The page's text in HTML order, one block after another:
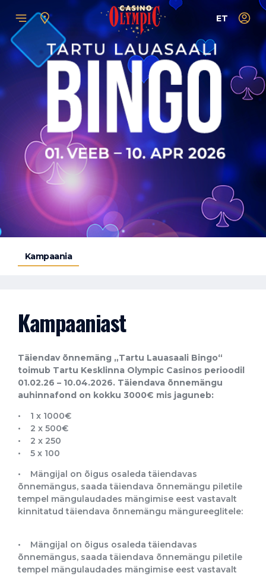
ET
Kampaania
Kampaaniast
Täiendav õnnemäng „Tartu Lauasaali Bingo“
toimub Tartu Kesklinna Olympic Casinos perioodil
01.02.26 – 10.04.2026. Täiendava õnnemängu
auhinnafond on kokku 3000€ mis jaguneb:
• 1 x 1000€
• 2 x 500€
• 2 x 250
• 5 x 100
• Mängijal on õigus osaleda täiendavas
õnnemängus, saada täiendava õnnemängu piletile
tempel mängulaudades mängimise eest vastavalt
kinnitatud täiendava õnnemängu mängureeglitele:
• Mängijal on õigus osaleda täiendavas
õnnemängus, saada täiendava õnnemängu piletile
tempel mängulaudades mängimise eest vastavalt